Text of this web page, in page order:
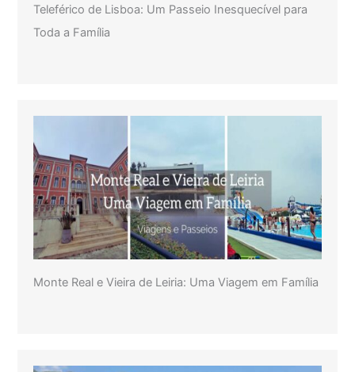
Teleférico de Lisboa: Um Passeio Inesquecível para
Toda a Família
Monte Real e Vieira de Leiria: Uma Viagem em Família